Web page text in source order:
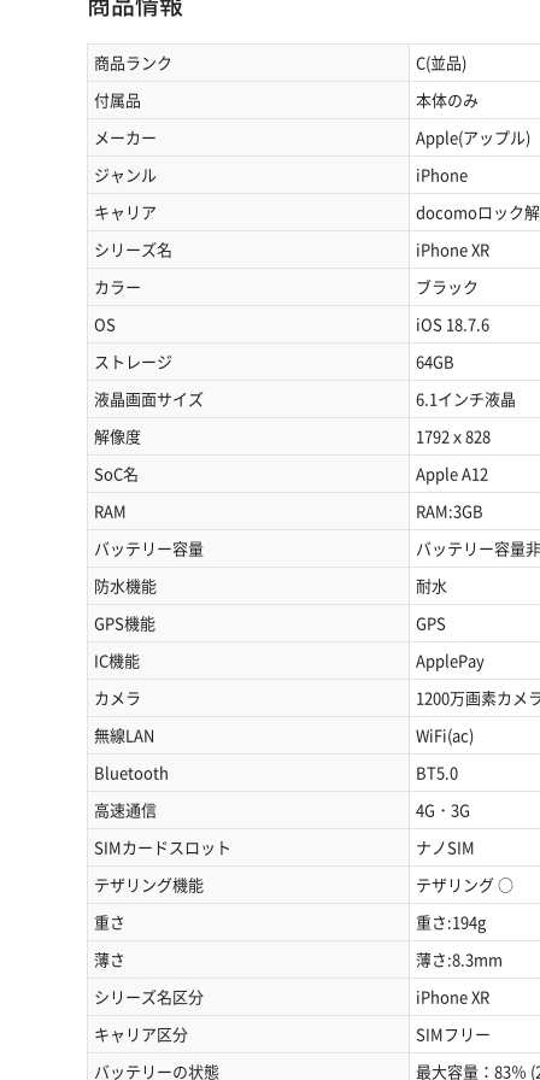
商品ランク
C(並品)
付属品
本体のみ
メーカー
Apple(アップル)
ジャンル
iPhone
キャリア
docomoロック
シリーズ名
iPhone XR
カラー
ブラック
OS
iOS 18.7.6
ストレージ
64GB
液晶画面サイズ
6.1インチ液晶
解像度
1792ｘ828
SoC名
Apple A12
RAM
RAM:3GB
バッテリー容量
バッテリー容量
防水機能
耐水
GPS機能
GPS
IC機能
ApplePay
カメラ
1200万画素カメ
無線LAN
WiFi(ac)
Bluetooth
BT5.0
高速通信
4G・3G
SIMカードスロット
ナノSIM
テザリング機能
テザリング ○
重さ
重さ:194g
薄さ
薄さ:8.3mm
シリーズ名区分
iPhone XR
キャリア区分
SIMフリー
バッテリーの状態
最大容量：83％